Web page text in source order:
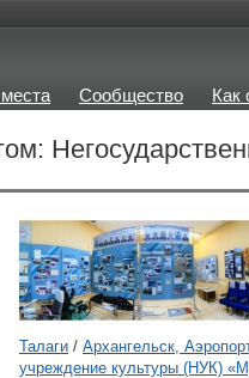
Сообщество Как
Талаги / Архангельск,
учреждение культуры (НУК)